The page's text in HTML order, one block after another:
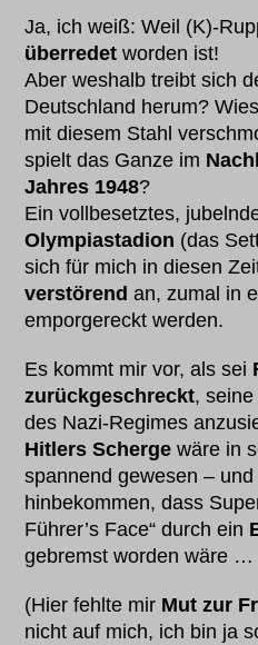
Ja, ich weiß: Weil (K)-
überredet worden ist!
Aber weshalb treibt sich
Deutschland herum?
mit diesem Stahl
spielt das Ganze im
Jahres 1948?
Ein vollbesetztes,
Olympiastadion (das
sich für mich in diesen
verstörend an, zumal in
emporgereckt werden.
Es kommt mir vor, als sei
zurückgeschreckt,
des Nazi-Regimes
Hitlers Scherge wäre in
spannend gewesen –
hinbekommen, dass
Führer’s Face“ durch ein
gebremst worden wäre …
(Hier fehlte mir Mut zur
nicht auf mich, ich bin ja